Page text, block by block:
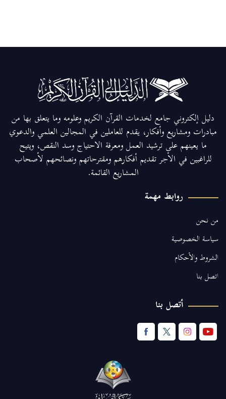
دليل إلكتروني جامع لخدمات القرآن الكريم وعلومه وما يتعلق بها من
مبادرات ومشاريع وأفكار، يقدم للعاملين في المجالين العلمي والدعوي
ما يعينهم على ترشيد العمل ومعرفة الاحتياج وسد النقص، ويتيح
للراغبين في الأجر تقديم أفكارهم ومقترحاتهم ونصائحهم لأصحاب
المشاريع القائمة.
روابط مهمة
من نحن
سياسة الخصوصية
الشروط والأحكام
اتصل بنا
أتصل بنا